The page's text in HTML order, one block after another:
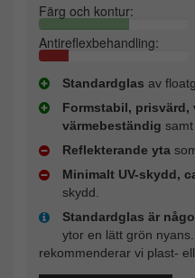
Färg och kontur:
Antireflexbehandling:
Standardglas av
Formstabil,
värmebeständig samt
Reflekterande yta
Minimalt UV-skydd,
skydd.
Standardglas är
ytor en lätt grön
rekommenderar vi plast-